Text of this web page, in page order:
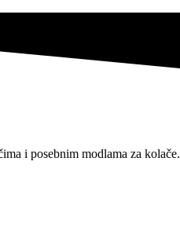
i posebnim modlama za kolače.